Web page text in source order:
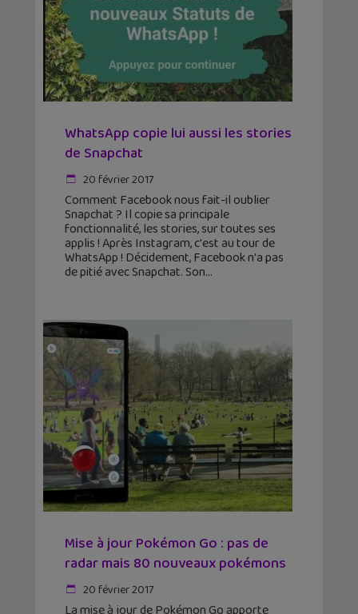
WhatsApp copie lui aussi les stories
de Snapchat
20 février 2017
Comment Facebook nous fait-il oublier
Snapchat ? Il copie sa principale
fonctionnalité, les stories, sur toutes ses
applis ! Après Instagram, c'est au tour de
WhatsApp ! Décidement, Facebook n'a pas
de pitié avec Snapchat. Son
Mise à jour Pokémon Go : pas de
radar mais 80 nouveaux pokémons
20 février 2017